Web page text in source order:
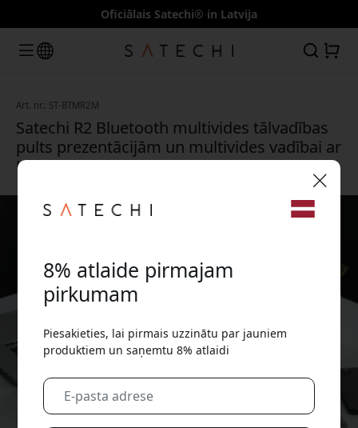
Oficiālais Satechi® in Latvija
Art. nr.: ST-BTMR2M
Satechi R2 Bluetooth multivides tālvadības
pults prezentācijām un multivides vadībai ar
USB-C uzlādi - Kosmosa pelēks
8% atlaide pirmajam
pirkumam
Piesakieties, lai pirmais uzzinātu par jauniem
produktiem un saņemtu 8% atlaidi
🎉 Jūsu atlaižu kods:
Izmantojiet šo kodu, veicot pasūtījumu, lai
saņemtu 8% atlaidi.